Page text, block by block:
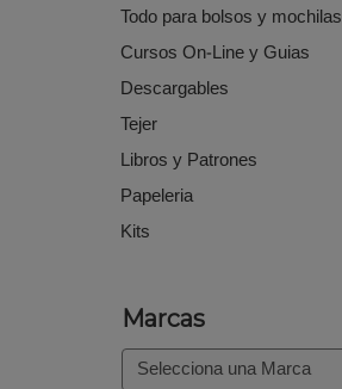
Todo para bolsos y mochilas
Cursos On-Line y Guias
Descargables
Tejer
Libros y Patrones
Papeleria
Kits
Marcas